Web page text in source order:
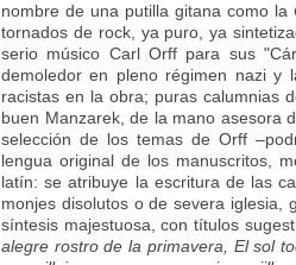
nombre de una putilla gitana como la
tornados de rock, ya puro, ya
serio músico Carl Orff para sus
demoledor en pleno régimen nazi y
racistas en la obra; puras calumnias
buen Manzarek, de la mano asesora
selección de los temas de Orff
lengua original de los manuscritos,
latín: se atribuye la escritura de las
monjes disolutos o de severa iglesia,
síntesis majestuosa, con títulos
alegre rostro de la primavera, El sol